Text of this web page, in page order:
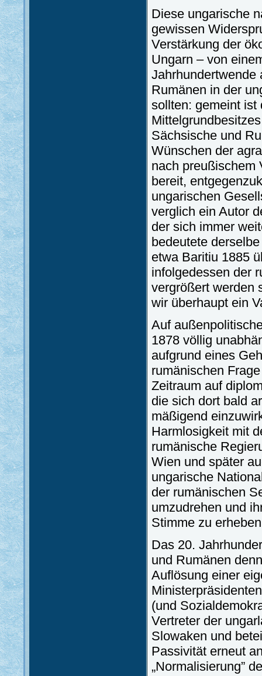
Diese ungarische
gewissen
Verstärkung der
Ungarn – von
Jahrhundertwende
Rumänen in der
sollten: gemeint ist
Sächsische und
Wünschen der
nach preußischem
bereit,
ungarischen
verglich ein Autor
der sich immer
bedeutete
etwa Baritiu 1885
infolgedessen der
vergrößert werden
wir überhaupt ein
Auf
1878 völlig
aufgrund eines
rumänischen
Zeitraum auf
die sich dort bald
mäßigend
Harmlosigkeit mit
rumänische
Wien und später
ungarische
der rumänischen
umzudrehen und
Stimme zu
Das 20.
und Rumänen
Auflösung einer
(und
Vertreter der
Slowaken und
Passivität erneut
„Normalisierung”